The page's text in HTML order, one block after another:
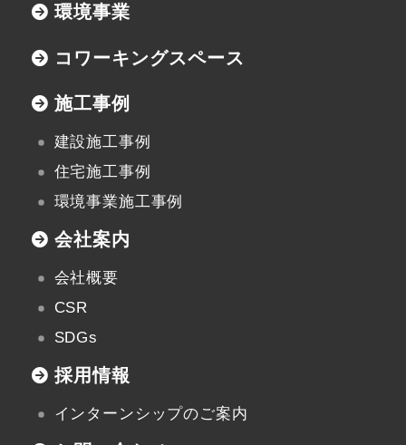
環境事業
コワーキングスペース
施工事例
建設施工事例
住宅施工事例
環境事業施工事例
会社案内
会社概要
CSR
SDGs
採用情報
インターンシップのご案内